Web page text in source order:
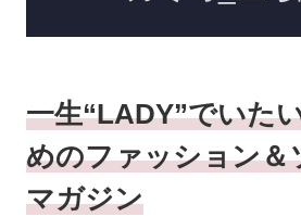
一生“LADY”でいた
めのファッション＆
マガジン